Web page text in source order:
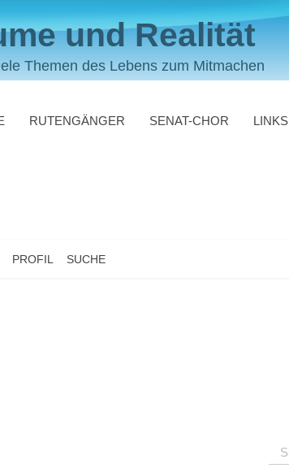
und Realität
Themen des Lebens zum Mitmachen
RUTENGÄNGER SENAT-CHOR LINKS
PROFIL SUCHE